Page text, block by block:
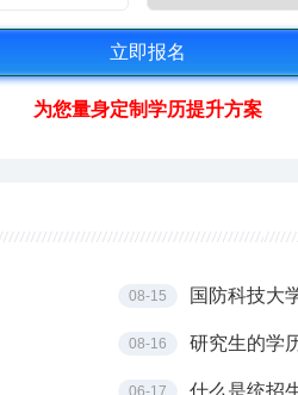
为您量身定制学历提升方案
08-15 国防科技大
08-16 研究生的学
06-17 什么是统招